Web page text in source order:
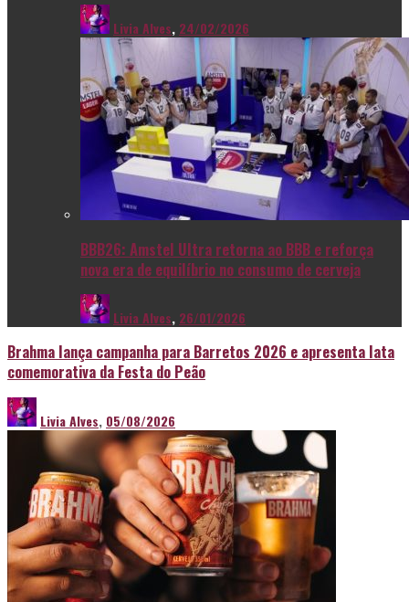
Livia Alves, 24/02/2026
BBB26: Amstel Ultra retorna ao BBB e reforça
nova era de equilíbrio no consumo de cerveja
Livia Alves, 26/01/2026
Brahma lança campanha para Barretos 2026 e apresenta lata
comemorativa da Festa do Peão
Livia Alves, 05/08/2026